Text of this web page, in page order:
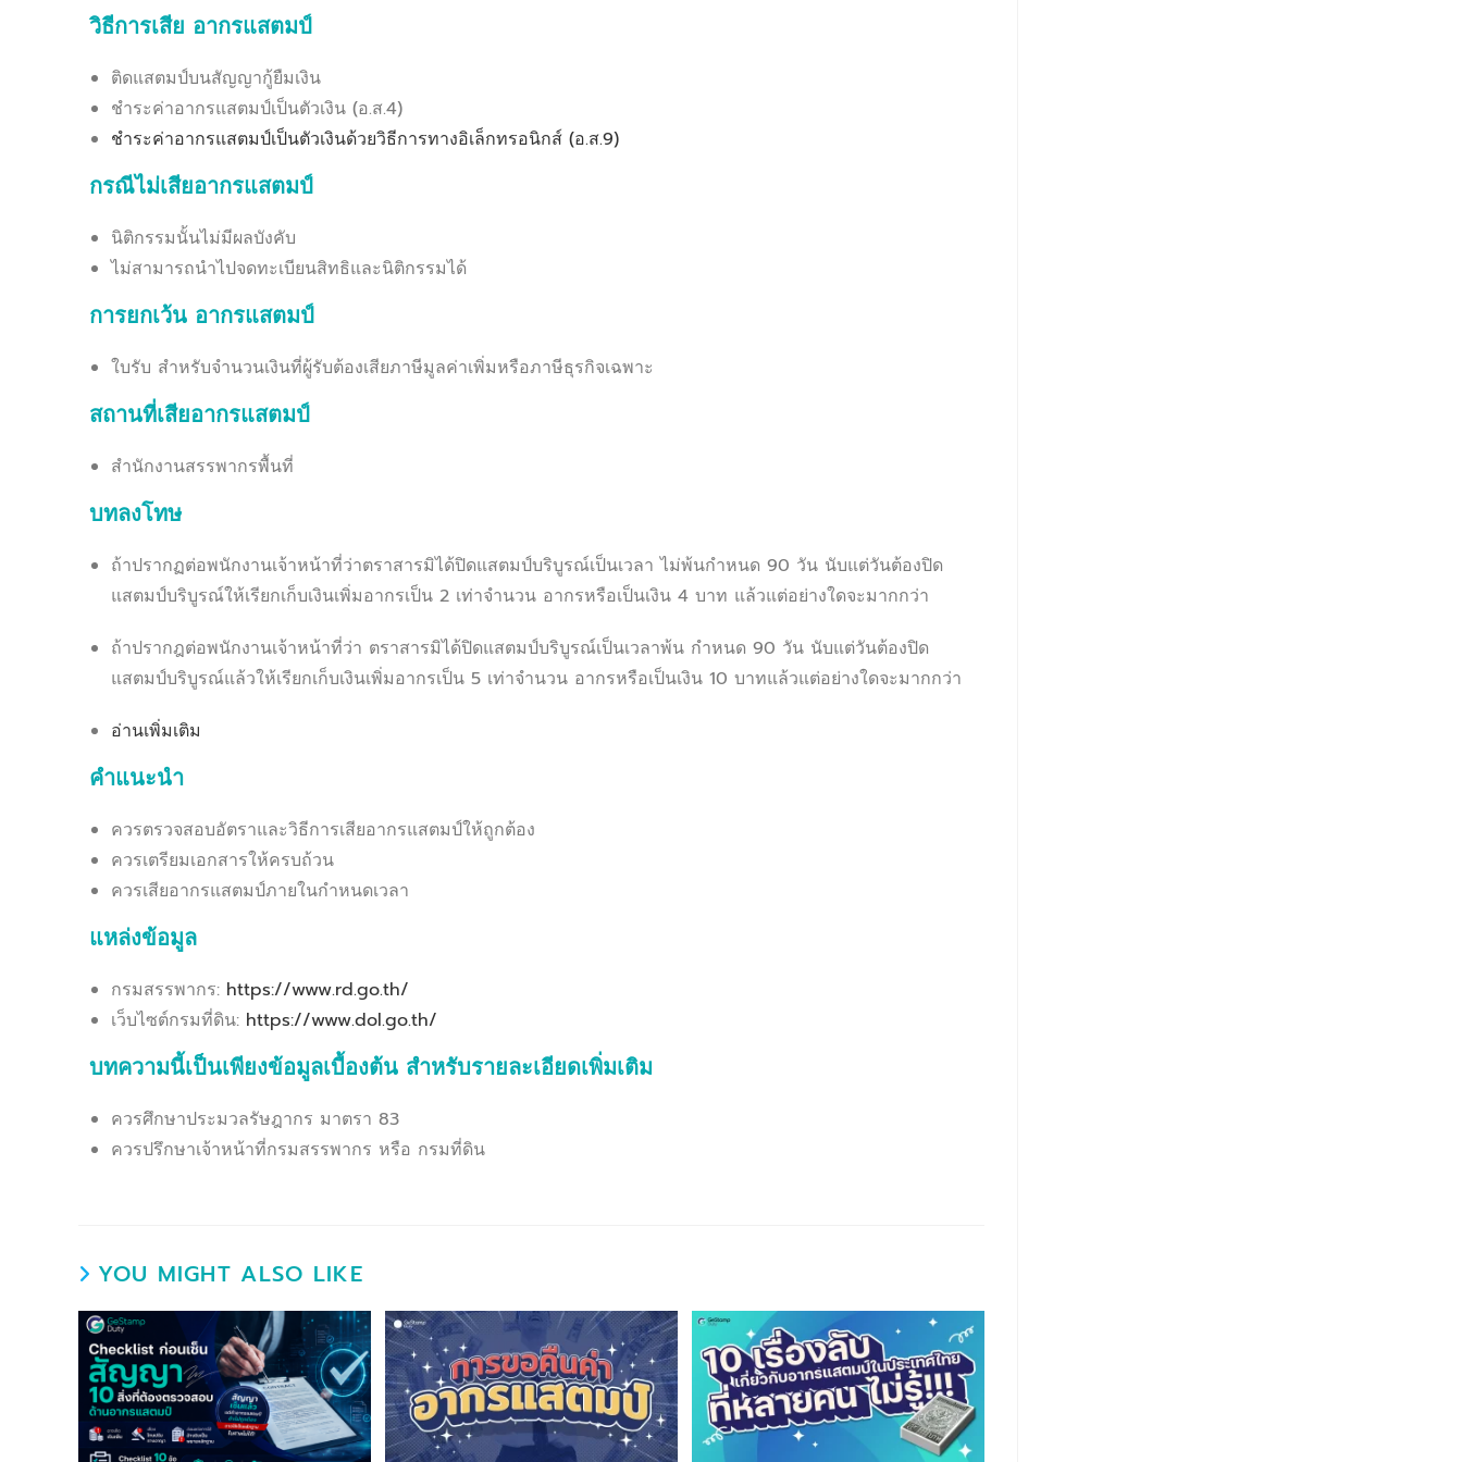
วิธีการเสีย อากรแสตมป์
ติดแสตมป์บนสัญญากู้ยืมเงิน
ชำระค่าอากรแสตมป์เป็นตัวเงิน (อ.ส.4)
ชำระค่าอากรแสตมป์เป็นตัวเงินด้วยวิธีการทางอิเล็กทรอนิกส์ (อ.ส.9)
กรณีไม่เสียอากรแสตมป์
นิติกรรมนั้นไม่มีผลบังคับ
ไม่สามารถนำไปจดทะเบียนสิทธิและนิติกรรมได้
การยกเว้น อากรแสตมป์
ใบรับ สำหรับจำนวนเงินที่ผู้รับต้องเสียภาษีมูลค่าเพิ่มหรือภาษีธุรกิจเฉพาะ
สถานที่เสียอากรแสตมป์
สำนักงานสรรพากรพื้นที่
บทลงโทษ
ถ้าปรากฏต่อพนักงานเจ้าหน้าที่ว่าตราสารมิได้ปิดแสตมป์บริบูรณ์เป็นเวลา ไม่พ้นกำหนด 90 วัน นับแต่วันต้องปิด
แสตมป์บริบูรณ์ให้เรียกเก็บเงินเพิ่มอากรเป็น 2 เท่าจำนวน อากรหรือเป็นเงิน 4 บาท แล้วแต่อย่างใดจะมากกว่า
ถ้าปรากฎต่อพนักงานเจ้าหน้าที่ว่า ตราสารมิได้ปิดแสตมป์บริบูรณ์เป็นเวลาพ้น กำหนด 90 วัน นับแต่วันต้องปิด
แสตมป์บริบูรณ์แล้วให้เรียกเก็บเงินเพิ่มอากรเป็น 5 เท่าจำนวน อากรหรือเป็นเงิน 10 บาทแล้วแต่อย่างใดจะมากกว่า
อ่านเพิ่มเติม
คำแนะนำ
ควรตรวจสอบอัตราและวิธีการเสียอากรแสตมป์ให้ถูกต้อง
ควรเตรียมเอกสารให้ครบถ้วน
ควรเสียอากรแสตมป์ภายในกำหนดเวลา
แหล่งข้อมูล
กรมสรรพากร: https://www.rd.go.th/
เว็บไซต์กรมที่ดิน: https://www.dol.go.th/
บทความนี้เป็นเพียงข้อมูลเบื้องต้น สำหรับรายละเอียดเพิ่มเติม
ควรศึกษาประมวลรัษฎากร มาตรา 83
ควรปรึกษาเจ้าหน้าที่กรมสรรพากร หรือ กรมที่ดิน
YOU MIGHT ALSO LIKE